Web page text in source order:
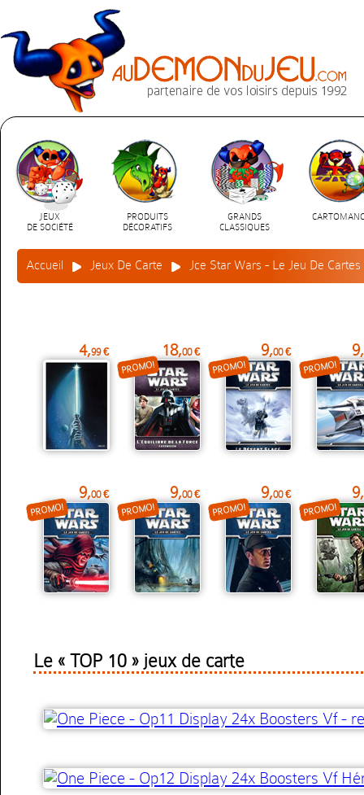
JEUX
DE SOCIÉTÉ
PRODUITS
DÉCORATIFS
GRANDS
CLASSIQUES
Accueil Jeux De Carte Jce Star Wars - Le Jeu De Cartes
4,99 €
PROMO!
18,00 €
PROMO!
9,00 €
PROMO!
9,
PROMO!
9,00 €
PROMO!
9,00 €
PROMO!
9,00 €
PROMO!
9,
Le « TOP 10 » jeux de carte